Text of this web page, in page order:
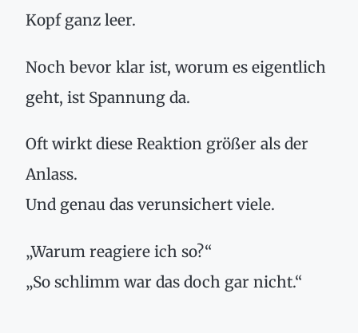
Kopf ganz leer.
Noch bevor klar ist, worum es eigentlich
geht, ist Spannung da.
Oft wirkt diese Reaktion größer als der
Anlass.
Und genau das verunsichert viele.
„Warum reagiere ich so?“
„So schlimm war das doch gar nicht.“